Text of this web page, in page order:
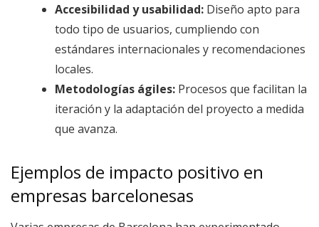
Accesibilidad y usabilidad: Diseño apto para
todo tipo de usuarios, cumpliendo con
estándares internacionales y recomendaciones
locales.
Metodologías ágiles: Procesos que facilitan la
iteración y la adaptación del proyecto a medida
que avanza.
Ejemplos de impacto positivo en
empresas barcelonesas